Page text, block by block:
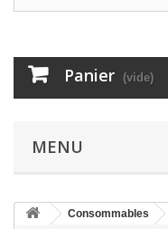
Panier (vide)
MENU
Consommables